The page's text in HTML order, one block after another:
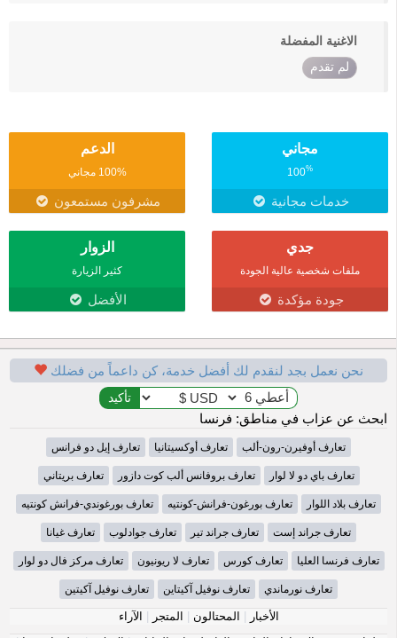
الاغنية المفضلة
لم تقدم
مجاني
100%
خدمات مجانية
الدعم
100% مجاني
مشرفون مستمعون
جدي
ملفات شخصية عالية الجودة
جودة مؤكدة
الزوار
كثير الزيارة
الأفضل
نحن نعمل بجد لنقدم لك أفضل خدمة، كن داعماً من فضلك
ابحث عن عزاب في مناطق: فرنسا
تعارف أوفيرن-رون-ألب تعارف أوكسيتانيا تعارف إيل دو فرانس
تعارف باي دو لا لوار تعارف بروفانس ألب كوت دازور تعارف بريتاني
تعارف بلاد اللوار تعارف بورغون-فرانش-كونتيه تعارف بورغوندي-فرانش كونتيه
تعارف جراند إست تعارف جراند تير تعارف جوادلوب تعارف غيانا
تعارف فرنسا العليا تعارف كورس تعارف لا ريونيون تعارف مركز فال دو لوار
تعارف نورماندي تعارف نوفيل آكيتاين تعارف نوفيل آكيتين
الأخبار | المحتالون | المتجر | الآراء